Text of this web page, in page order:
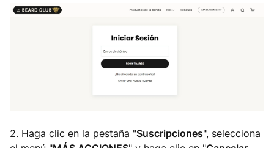
2. Haga clic en la pestaña "Suscripciones", selecciona